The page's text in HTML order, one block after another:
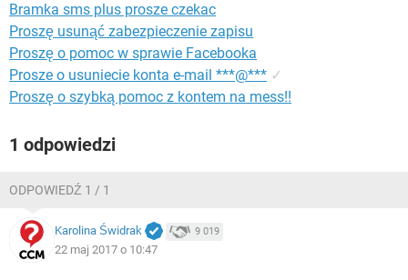
Bramka sms plus prosze czekac
Proszę usunąć zabezpieczenie zapisu
Proszę o pomoc w sprawie Facebooka
Prosze o usuniecie konta e-mail ***@*** ✓
Proszę o szybką pomoc z kontem na mess!!
1 odpowiedzi
ODPOWIEDŹ 1 / 1
Karolina Świdrak 9 019
22 maj 2017 o 10:47